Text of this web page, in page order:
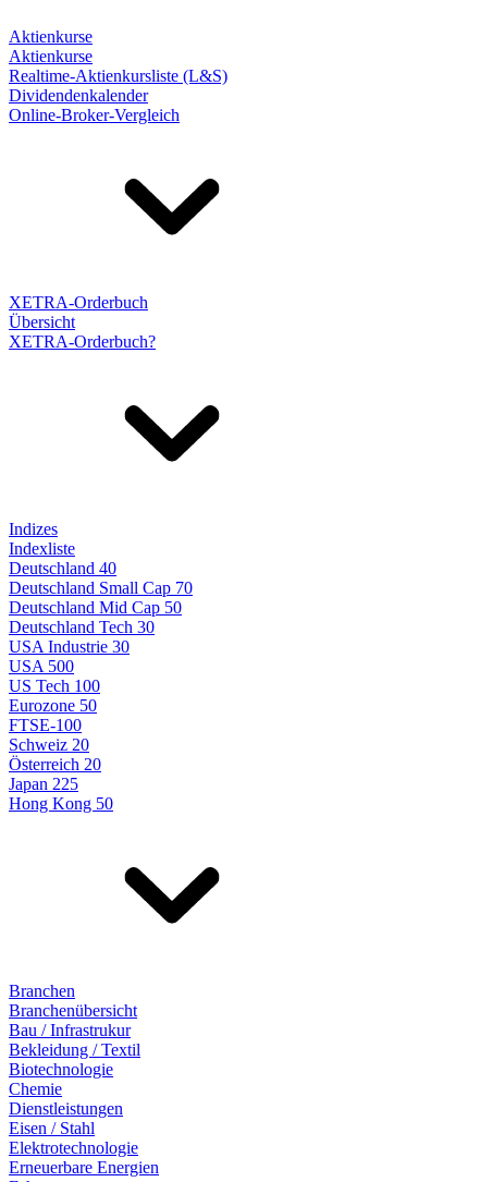
Aktienkurse
Aktienkurse
Realtime-Aktienkursliste (L&S)
Dividendenkalender
Online-Broker-Vergleich
XETRA-Orderbuch
Übersicht
XETRA-Orderbuch?
Indizes
Indexliste
Deutschland 40
Deutschland Small Cap 70
Deutschland Mid Cap 50
Deutschland Tech 30
USA Industrie 30
USA 500
US Tech 100
Eurozone 50
FTSE-100
Schweiz 20
Österreich 20
Japan 225
Hong Kong 50
Branchen
Branchenübersicht
Bau / Infrastrukur
Bekleidung / Textil
Biotechnologie
Chemie
Dienstleistungen
Eisen / Stahl
Elektrotechnologie
Erneuerbare Energien